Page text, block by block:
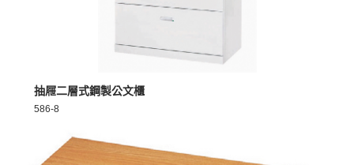
抽屜二層式鋼製公文櫃
586-8